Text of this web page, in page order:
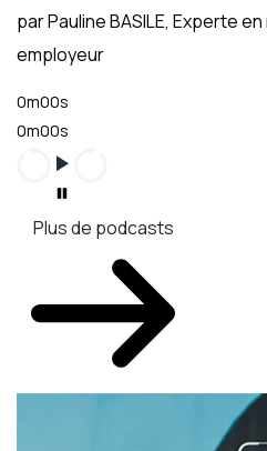
par Pauline BASILE, Experte
employeur
0m00s
0m00s
Plus de podcasts